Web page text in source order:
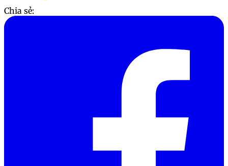
Chia sẻ: